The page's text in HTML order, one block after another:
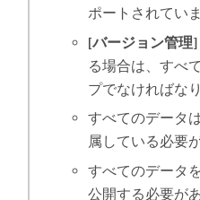
ポートされていま
[バージョン管理]
る場合は、すべ
プでなければな
すべてのデータ
属している必要
すべてのデータ
公開する必要が